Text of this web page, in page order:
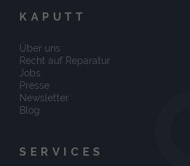
KAPUTT
Über uns
Recht auf Reparatur
Jobs
Presse
Newsletter
Blog
SERVICES